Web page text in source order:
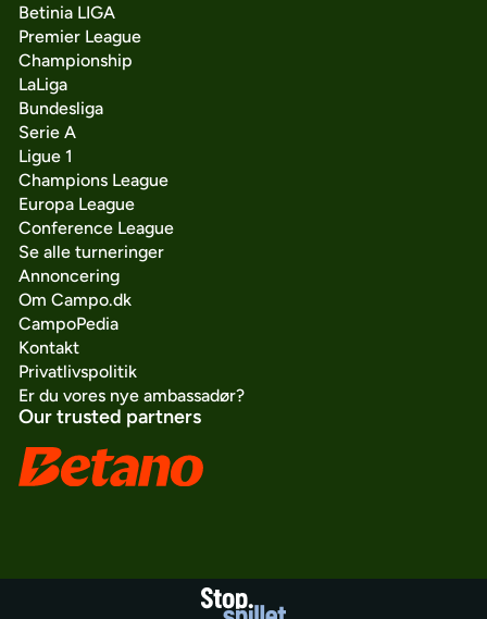
Betinia LIGA
Premier League
Championship
LaLiga
Bundesliga
Serie A
Ligue 1
Champions League
Europa League
Conference League
Se alle turneringer
Annoncering
Om Campo.dk
CampoPedia
Kontakt
Privatlivspolitik
Er du vores nye ambassadør?
Our trusted partners